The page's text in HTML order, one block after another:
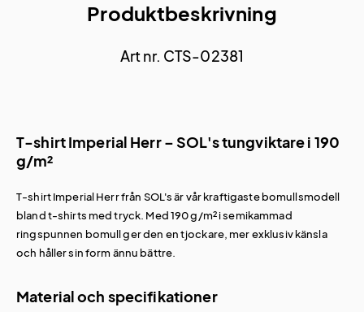
Produktbeskrivning
Art nr. CTS-02381
T-shirt Imperial Herr – SOL's tungviktare i 190
g/m²
T-shirt Imperial Herr från SOL's är vår kraftigaste bomullsmodell
blandt-shirts med tryck. Med 190 g/m² i semikammad
ringspunnen bomull ger den en tjockare, mer exklusiv känsla
och håller sin form ännu bättre.
Material och specifikationer